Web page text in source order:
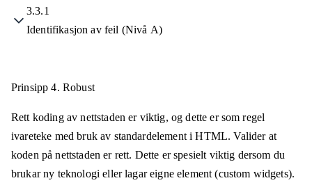
3.3.1
Identifikasjon av feil (Nivå A)
Prinsipp 4. Robust
Rett koding av nettstaden er viktig, og dette er som regel
ivareteke med bruk av standardelement i HTML. Valider at
koden på nettstaden er rett. Dette er spesielt viktig dersom du
brukar ny teknologi eller lagar eigne element (custom widgets).